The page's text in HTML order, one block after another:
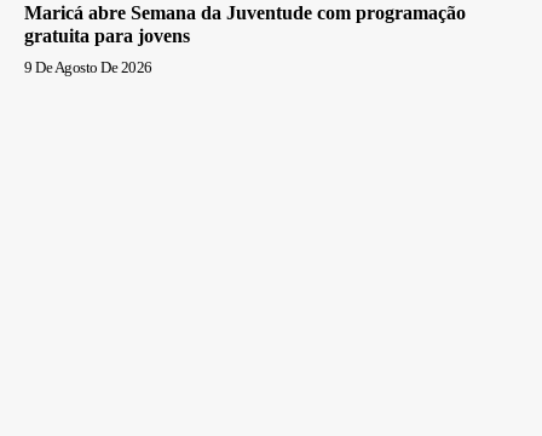
Maricá abre Semana da Juventude com programação
gratuita para jovens
9 De Agosto De 2026